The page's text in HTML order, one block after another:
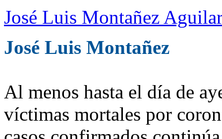
José Luis Montañez Aguilar
José Luis Montañez
Al menos hasta el día de
víctimas mortales por